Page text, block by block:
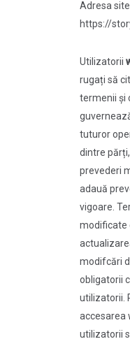
Adresa
https://
Utilizatorii
rugați să
termenii și
tuturor
dintre
prevederi
adauă
vigoare.
modificate
modifcări
obligatorii
utilizatorii.
accesarea
utilizatorii